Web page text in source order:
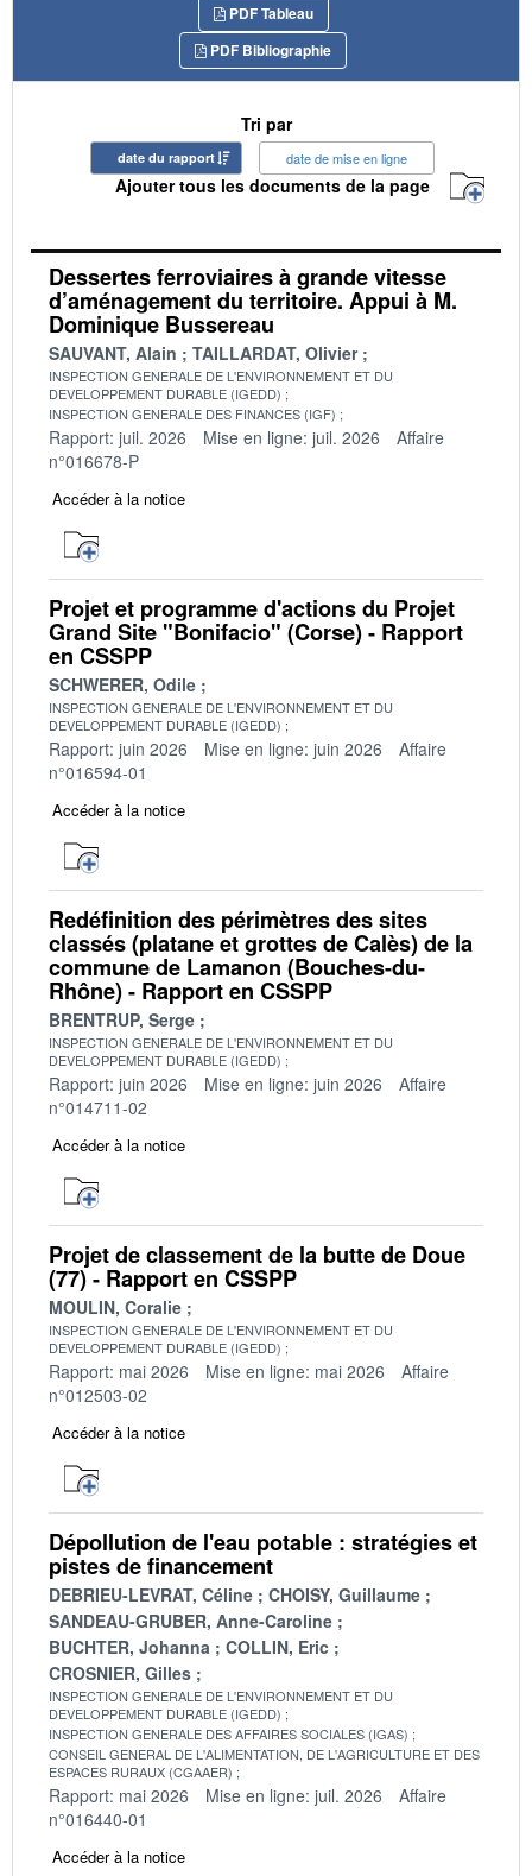
PDF Tableau
PDF Bibliographie
Tri par
date du rapport date de mise en ligne
Ajouter tous les documents de la page
Dessertes ferroviaires à grande vitesse
d’aménagement du territoire. Appui à M.
Dominique Bussereau
SAUVANT, Alain TAILLARDAT, Olivier
INSPECTION GENERALE DE L'ENVIRONNEMENT ET DU
DEVELOPPEMENT DURABLE (IGEDD)
INSPECTION GENERALE DES FINANCES (IGF)
Rapport: juil. 2026 Mise en ligne: juil. 2026
Affaire
n°016678-P
Accéder à la notice
Projet et programme d'actions du Projet
Grand Site "Bonifacio" (Corse) - Rapport
en CSSPP
SCHWERER, Odile
INSPECTION GENERALE DE L'ENVIRONNEMENT ET DU
DEVELOPPEMENT DURABLE (IGEDD)
Rapport: juin 2026 Mise en ligne: juin 2026
Affaire
n°016594-01
Accéder à la notice
Redéfinition des périmètres des sites
classés (platane et grottes de Calès) de la
commune de Lamanon (Bouches-du-
Rhône) - Rapport en CSSPP
BRENTRUP, Serge
INSPECTION GENERALE DE L'ENVIRONNEMENT ET DU
DEVELOPPEMENT DURABLE (IGEDD)
Rapport: juin 2026 Mise en ligne: juin 2026
Affaire
n°014711-02
Accéder à la notice
Projet de classement de la butte de Doue
(77) - Rapport en CSSPP
MOULIN, Coralie
INSPECTION GENERALE DE L'ENVIRONNEMENT ET DU
DEVELOPPEMENT DURABLE (IGEDD)
Rapport: mai 2026 Mise en ligne: mai 2026
Affaire
n°012503-02
Accéder à la notice
Dépollution de l'eau potable : stratégies et
pistes de financement
DEBRIEU-LEVRAT, Céline
CHOISY, Guillaume
SANDEAU-GRUBER, Anne-Caroline
BUCHTER, Johanna
COLLIN, Eric
CROSNIER, Gilles
INSPECTION GENERALE DE L'ENVIRONNEMENT ET DU
DEVELOPPEMENT DURABLE (IGEDD)
INSPECTION GENERALE DES AFFAIRES SOCIALES (IGAS)
CONSEIL GENERAL DE L'ALIMENTATION, DE L'AGRICULTURE ET DES
ESPACES RURAUX (CGAAER)
Rapport: mai 2026 Mise en ligne: juil. 2026
Affaire
n°016440-01
Accéder à la notice